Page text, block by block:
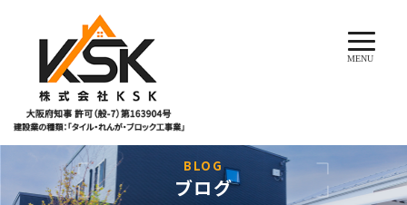
MENU
ブログ